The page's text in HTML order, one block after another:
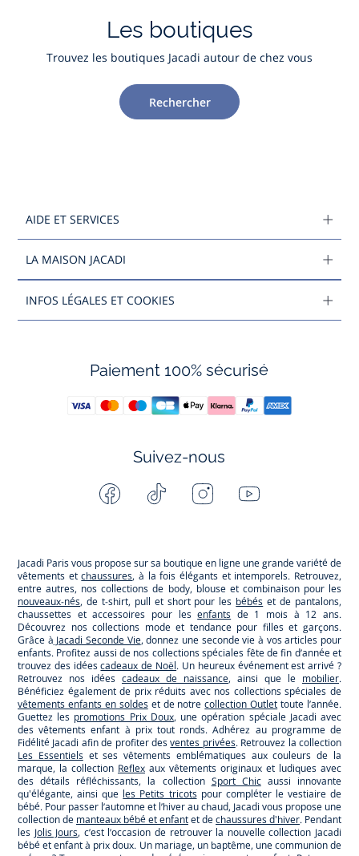
Les boutiques
Trouvez les boutiques Jacadi autour de chez vous
Rechercher
AIDE ET SERVICES
LA MAISON JACADI
INFOS LÉGALES ET COOKIES
Paiement 100% sécurisé
Suivez-nous
Facebook Tiktok InstagramYoutube
Jacadi Paris vous propose sur sa boutique en ligne une grande variété de
vêtements etchaussures, à la fois élégants et intemporels. Retrouvez,
entre autres, nos collections de body, blouse et combinaison pour les
nouveaux-nés, de t-shirt, pull et short pour les bébés et de pantalons,
chaussettes et accessoires pour lesenfants de 1 mois à 12 ans.
Découvrez nos collections mode et tendance pour filles et garçons.
Grâce à Jacadi Seconde Vie, donnez une seconde vie à vos articles pour
enfants. Profitez aussi de nos collections spéciales fête de fin d’année et
trouvez des idéescadeaux de Noël. Un heureux événement est arrivé ?
Retrouvez nos idées cadeaux de naissance, ainsi que le mobilier.
Bénéficiez également de prix réduits avec nos collections spéciales de
vêtements enfants en soldeset de notrecollection Outlet toute l’année.
Guettez les promotions Prix Doux, une opération spéciale Jacadi avec
des vêtements enfant à prix tout ronds. Adhérez au programme de
Fidélité Jacadi afin de profiter desventes privées. Retrouvez la collection
Les Essentielset ses vêtements emblématiques aux couleurs de la
marque, la collection Reflex aux vêtements originaux et ludiques avec
des détails réfléchissants, la collection Sport Chicaussi innovante
qu'élégante, ainsi que les Petits tricotspour compléter le vestiaire de
bébé. Pour passer l’automne et l’hiver au chaud, Jacadi vous propose une
collection de manteaux bébé et enfantet dechaussures d'hiver. Pendant
les Jolis Jours, c’est l’occasion de retrouver la nouvelle collection Jacadi
bébé et enfant à prix doux. Un mariage, un baptême, une communion de